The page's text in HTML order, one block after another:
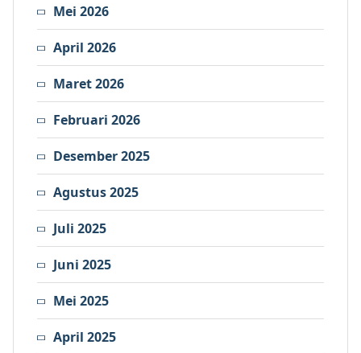
Mei 2026
April 2026
Maret 2026
Februari 2026
Desember 2025
Agustus 2025
Juli 2025
Juni 2025
Mei 2025
April 2025